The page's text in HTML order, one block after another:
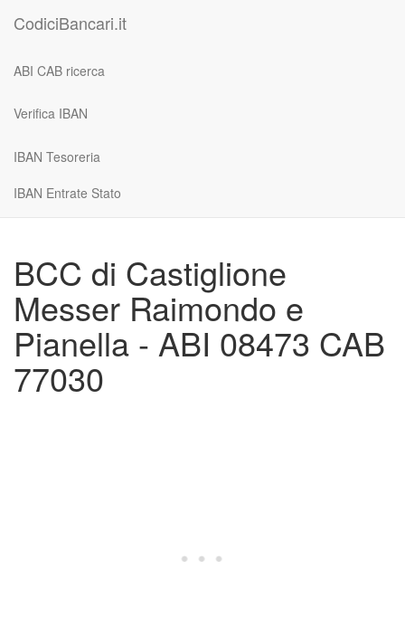
CodiciBancari.it
ABI CAB ricerca
Verifica IBAN
IBAN Tesoreria
IBAN Entrate Stato
BCC di Castiglione
Messer Raimondo e
Pianella - ABI 08473 CAB
77030